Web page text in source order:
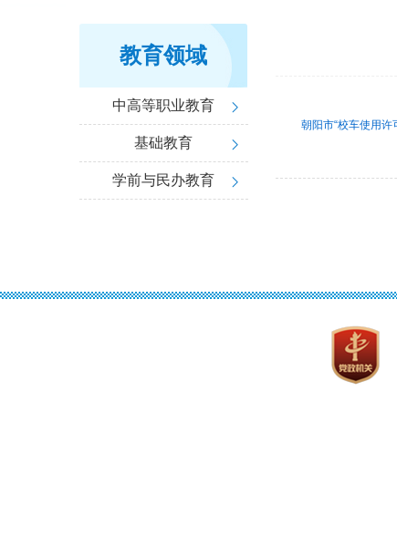
教育领域
中高等职业教育
基础教育
学前与民办教育
朝阳市“校车使用许